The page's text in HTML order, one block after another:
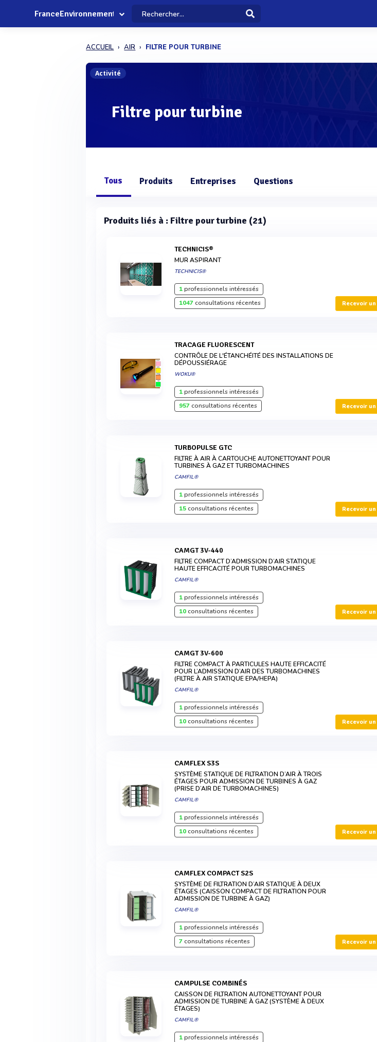
FranceEnvironnement
ACCUEIL AIR FILTRE POUR TURBINE
Activité
Filtre pour turbine
Tous Produits Entreprises Questions
Produits liés à : Filtre pour turbine (21)
TECHNICIS®
MUR ASPIRANT
TECHNICIS®
1professionnels intéressés
1047consultations récentes Recevoir
TRACAGE FLUORESCENT
CONTRÔLE DE L'ÉTANCHÉITÉ DES INSTALLATIONS DE
DÉPOUSSIÉRAGE
WOKU®
1professionnels intéressés
957consultations récentes Recevoir
TURBOPULSE GTC
FILTRE À AIR À CARTOUCHE AUTONETTOYANT POUR
TURBINES À GAZ ET TURBOMACHINES
CAMFIL®
1professionnels intéressés
15consultations récentes Recevoir
CAMGT 3V-440
FILTRE COMPACT D’ADMISSION D’AIR STATIQUE
HAUTE EFFICACITÉ POUR TURBOMACHINES
CAMFIL®
1professionnels intéressés
10consultations récentes Recevoir
CAMGT 3V-600
FILTRE COMPACT À PARTICULES HAUTE EFFICACITÉ
POUR L’ADMISSION D’AIR DES TURBOMACHINES
(FILTRE À AIR STATIQUE EPA/HEPA)
CAMFIL®
1professionnels intéressés
10consultations récentes Recevoir
CAMFLEX S3S
SYSTÈME STATIQUE DE FILTRATION D’AIR À TROIS
ÉTAGES POUR ADMISSION DE TURBINES À GAZ
(PRISE D’AIR DE TURBOMACHINES)
CAMFIL®
1professionnels intéressés
10consultations récentes Recevoir
CAMFLEX COMPACT S2S
SYSTÈME DE FILTRATION D’AIR STATIQUE À DEUX
ÉTAGES (CAISSON COMPACT DE FILTRATION POUR
ADMISSION DE TURBINE À GAZ)
CAMFIL®
1professionnels intéressés
7consultations récentes Recevoir
CAMPULSE COMBINÉS
CAISSON DE FILTRATION AUTONETTOYANT POUR
ADMISSION DE TURBINE À GAZ (SYSTÈME À DEUX
ÉTAGES)
CAMFIL®
1professionnels intéressés